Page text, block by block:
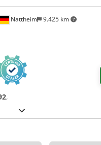
Nattheim 9.425 km
,